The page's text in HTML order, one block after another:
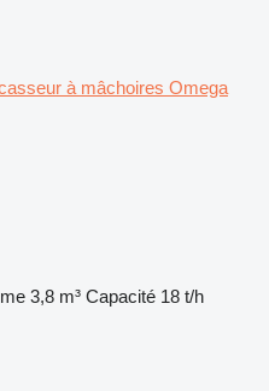
à mâchoires Omega
3,8 m³ Capacité 18 t/h